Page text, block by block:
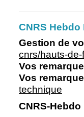
CNRS
Gestion de
cnrs/hauts-
Vos
Vos
technique
CNRS-